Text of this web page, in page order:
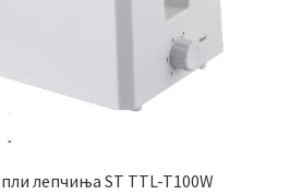
лепчиња ST TTL-T100W